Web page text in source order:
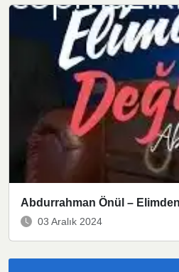
Abdurrahman Önül –
03 Aralık 2024